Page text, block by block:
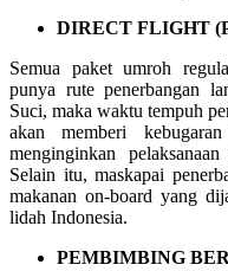
DIRECT FLIGHT
Semua paket umroh
punya rute penerbangan
Suci, maka waktu tempuh
akan memberi
menginginkan
Selain itu, maskapai
makanan on-board yang
lidah Indonesia.
PEMBIMBING